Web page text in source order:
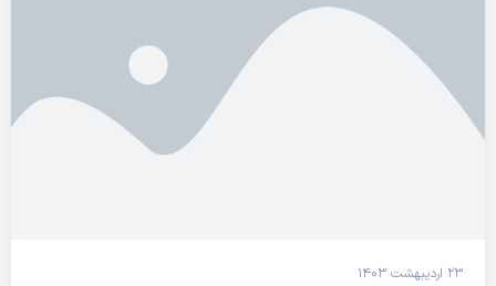
۲۳ اردیبهشت ۱۴۰۳